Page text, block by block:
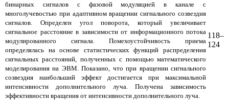
бинарных сигналов с фазовой модуляцией в канале с
многолучевостью при адаптивном вращении сигнального созвездия
сигналов. Определен угол поворота, который увеличивает
сигнальное расстояние в зависимости от информационного потока
модулированного сигнала. Помехоустойчивость приема
определялась на основе статистических функций распределения
сигнальных расстояний, полученных с помощью математического
моделирования на ЭВМ. Показано, что при вращении сигнального
созвездия наибольший эффект достигается при максимальной
интенсивности дополнительного луча. Получена зависимость
эффективности вращения от интенсивности дополнительного луча.
118–
124